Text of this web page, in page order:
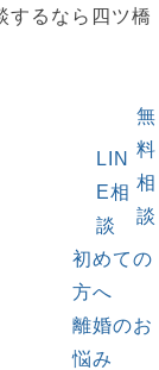
するなら四ツ橋
LIN
E相
談
無
料
相
談
初めての
方へ
離婚のお
悩み